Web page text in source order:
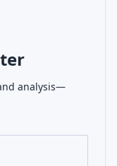
analysis—